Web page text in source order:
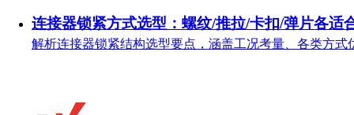
连接器锁紧方式选型：螺纹/推拉/卡扣/弹片各适
解析连接器锁紧结构选型要点，涵盖工况考量、各类方